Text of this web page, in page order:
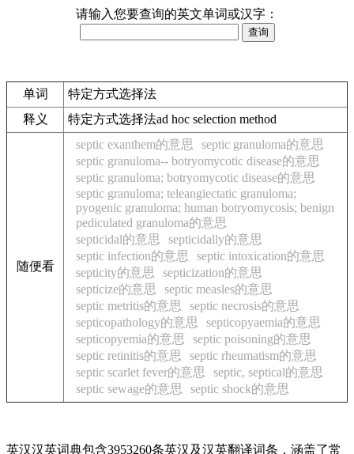
请输入您要查询的英文单词或汉字：
单词
特定方式选择法
释义
特定方式选择法ad hoc selection method
随便看
septic exanthem的意思
septic granuloma的意思
septic granuloma-- botryomycotic disease的意思
septic granuloma; botryomycotic disease的意思
septic granuloma; teleangiectatic granuloma;
pyogenic granuloma; human botryomycosis; benign
pediculated granuloma的意思
septicidal的意思
septicidally的意思
septic infection的意思
septic intoxication的意思
septicity的意思
septicization的意思
septicize的意思
septic measles的意思
septic metritis的意思
septic necrosis的意思
septicopathology的意思
septicopyaemia的意思
septicopyemia的意思
septic poisoning的意思
septic retinitis的意思
septic rheumatism的意思
septic scarlet fever的意思
septic, septical的意思
septic sewage的意思
septic shock的意思
英汉汉英词典包含3953260条英汉及汉英翻译词条，涵盖了常